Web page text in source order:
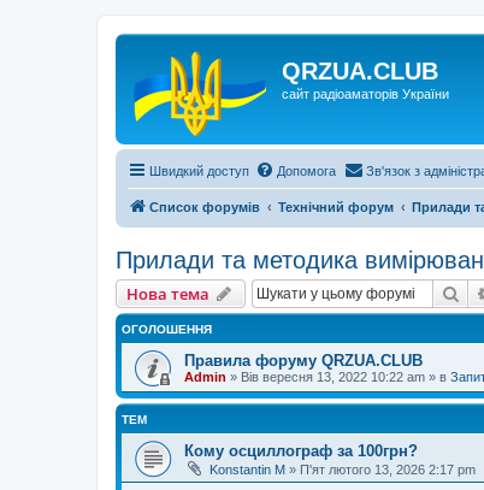
QRZUA.CLUB
сайт радіоаматорів України
Швидкий доступ Допомога Зв'язок з
Список форумів Технічний форум Прилади
Прилади та методика
Нова тема
ОГОЛОШЕННЯ
Правила форуму QRZUA.CLUB
Admin » Вів вересня 13, 2022 10:22 am » в
ТЕМ
Кому осциллограф за 100грн?
Konstantin M » П'ят лютого 13, 2026 2:17 pm